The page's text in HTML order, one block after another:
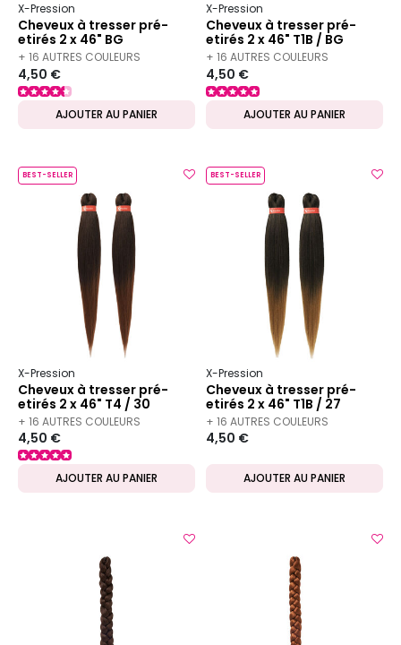
X-Pression
Cheveux à tresser pré-
etirés 2 x 46" BG
+ 16 AUTRES COULEURS
DISPONIBLES
4,50 €
AJOUTER AU PANIER
X-Pression
Cheveux à tresser pré-
etirés 2 x 46" T1B / BG
+ 16 AUTRES COULEURS
DISPONIBLES
4,50 €
AJOUTER AU PANIER
BEST-SELLER
X-Pression
Cheveux à tresser pré-
etirés 2 x 46" T4 / 30
+ 16 AUTRES COULEURS
DISPONIBLES
4,50 €
AJOUTER AU PANIER
BEST-SELLER
X-Pression
Cheveux à tresser pré-
etirés 2 x 46" T1B / 27
+ 16 AUTRES COULEURS
DISPONIBLES
4,50 €
AJOUTER AU PANIER